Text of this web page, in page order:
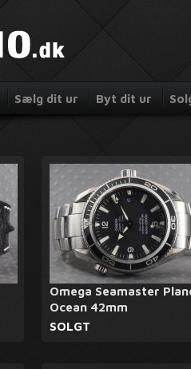
Sælg dit ur Byt dit ur
Omega Seamaster
Ocean 42mm
SOLGT